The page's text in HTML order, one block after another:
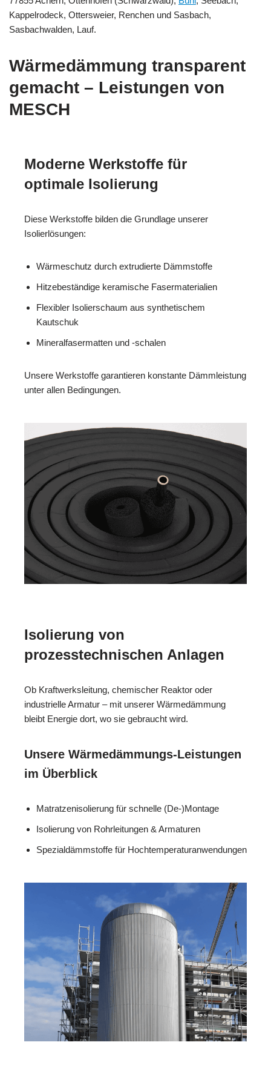
Kappelrodeck, Ottersweier, Renchen und Sasbach,
Sasbachwalden, Lauf.
Wärmedämmung transparent
gemacht – Leistungen von
MESCH
Moderne Werkstoffe für
optimale Isolierung
Diese Werkstoffe bilden die Grundlage unserer
Isolierlösungen:
Wärmeschutz durch extrudierte Dämmstoffe
Hitzebeständige keramische Fasermaterialien
Flexibler Isolierschaum aus synthetischem
Kautschuk
Mineralfasermatten und -schalen
Unsere Werkstoffe garantieren konstante Dämmleistung
unter allen Bedingungen.
Isolierung von
prozesstechnischen Anlagen
Ob Kraftwerksleitung, chemischer Reaktor oder
industrielle Armatur – mit unserer Wärmedämmung
bleibt Energie dort, wo sie gebraucht wird.
Unsere Wärmedämmungs-Leistungen
im Überblick
Matratzenisolierung für schnelle (De-)Montage
Isolierung von Rohrleitungen & Armaturen
Spezialdämmstoffe für Hochtemperaturanwendungen